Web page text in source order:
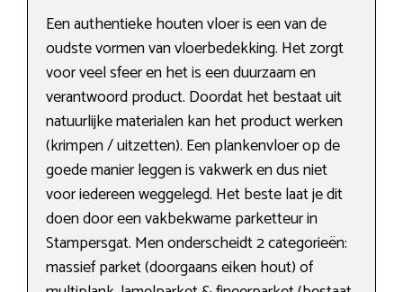
Een authentieke houten vloer is een van de
oudste vormen van vloerbedekking. Het zorgt
voor veel sfeer en het is een duurzaam en
verantwoord product. Doordat het bestaat uit
natuurlijke materialen kan het product werken
(krimpen / uitzetten). Een plankenvloer op de
goede manier leggen is vakwerk en dus niet
voor iedereen weggelegd. Het beste laat je dit
doen door een vakbekwame parketteur in
Stampersgat. Men onderscheidt 2 categorieën:
massief parket (doorgaans eiken hout) of